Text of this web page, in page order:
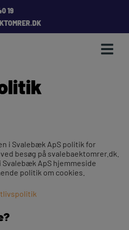
19
i Svalebæk ApS politik for
besøg på svalebaektomrer.dk.
Svalebæk ApS hjemmeside
politik om cookies.